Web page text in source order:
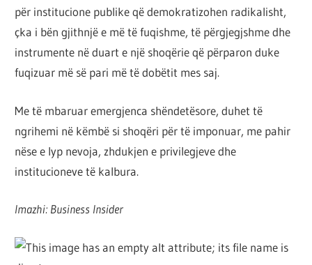
për institucione publike që demokratizohen radikalisht,
çka i bën gjithnjë e më të fuqishme, të përgjegjshme dhe
instrumente në duart e një shoqërie që përparon duke
fuqizuar më së pari më të dobëtit mes saj.
Me të mbaruar emergjenca shëndetësore, duhet të
ngrihemi në këmbë si shoqëri për të imponuar, me pahir
nëse e lyp nevoja, zhdukjen e privilegjeve dhe
institucioneve të kalbura.
Imazhi: Business Insider